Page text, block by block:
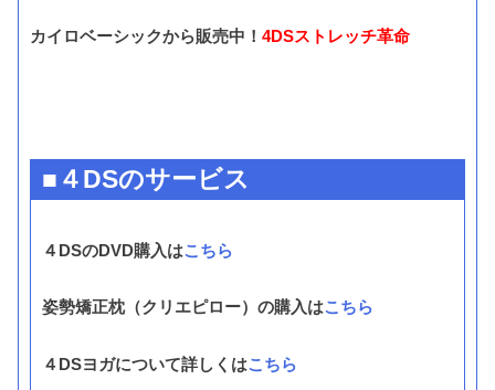
カイロベーシックから販売中！4DSストレッチ革命
■４DSのサービス
４DSのDVD購入はこちら
姿勢矯正枕（クリエピロー）の購入はこちら
４DSヨガについて詳しくはこちら